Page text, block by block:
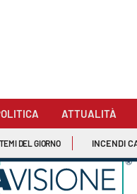
ATTUALITÀ
TEMI DEL GIORNO INCENDI